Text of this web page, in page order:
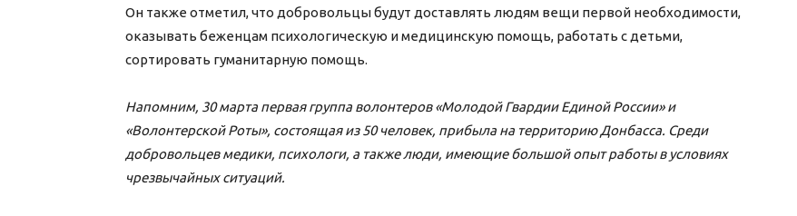
Он также отметил, что добровольцы будут доставлять людям вещи первой необходимости,
оказывать беженцам психологическую и медицинскую помощь, работать с детьми,
сортировать гуманитарную помощь.
Напомним, 30 марта первая группа волонтеров «Молодой Гвардии Единой России» и
«Волонтерской Роты», состоящая из 50 человек, прибыла на территорию Донбасса. Среди
добровольцев медики, психологи, а также люди, имеющие большой опыт работы в условиях
чрезвычайных ситуаций.